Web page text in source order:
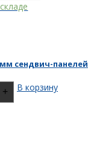
сендвич-панелей
+ В корзину